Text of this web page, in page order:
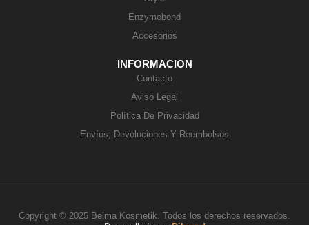
Enzymobond
Accesorios
INFORMACION
Contacto
Aviso Legal
Política De Privacidad
Envíos, Devoluciones Y Reembolsos
Copyright © 2025 Belma Kosmetik. Todos los derechos reservados.